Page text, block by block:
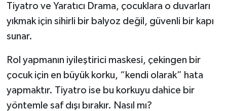
Tiyatro ve Yaratıcı Drama, çocuklara o duvarları
yıkmak için sihirli bir balyoz değil, güvenli bir kapı
sunar.
Rol yapmanın iyileştirici maskesi, çekingen bir
çocuk için en büyük korku, “kendi olarak” hata
yapmaktır. Tiyatro ise bu korkuyu dahice bir
yöntemle saf dışı bırakır. Nasıl mı?